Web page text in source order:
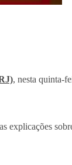
, nesta quinta-